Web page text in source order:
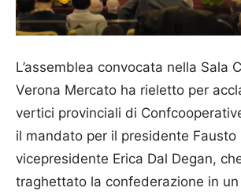
L’assemblea convocata nella Sala
Verona Mercato ha rieletto per
vertici provinciali di
il mandato per il presidente Fausto
vicepresidente Erica Dal Degan,
traghettato la confederazione in